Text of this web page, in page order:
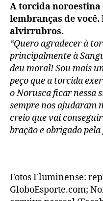
A torcida noroestina
lembranças de você.
alvirrubros.
“Quero agradecer à
principalmente à
deu moral! Sou mais
peço que a torcida
o Norusca ficar nessa
sempre nos ajudaram
creio que vai
bração e obrigado
Fotos Fluminense:
GloboEsporte.com;